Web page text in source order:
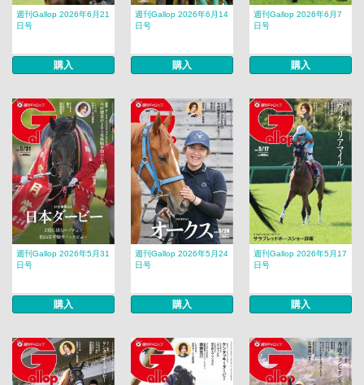
週刊Gallop 2026年6月21
日号
購入
週刊Gallop 2026年6月14
日号
購入
週刊Gallop 2026年6月7
日号
購入
週刊Gallop 2026年5月31
日号
購入
週刊Gallop 2026年5月24
日号
購入
週刊Gallop 2026年5月17
日号
購入